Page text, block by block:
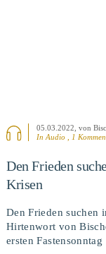
05.03.2022 , von
In Audio , 1
Den Frieden
Krisen
Den Frieden suchen
Hirtenwort von
ersten